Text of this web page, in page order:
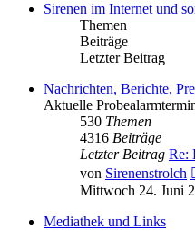
Sirenen im Internet und
Themen
Beiträge
Letzter Beitrag
Nachrichten, Berichte,
Aktuelle
530 Themen
4316 Beiträge
Letzter Beitrag Re:
von Sirenenstrolch
Mittwoch 24. Juni
Mediathek und Links